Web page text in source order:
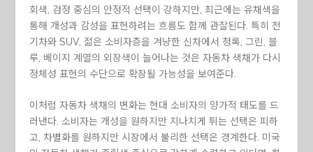
회색, 검정 중심의 안정적 선택이 강하지만, 최근에는 유채색을
통해 개성과 감성을 표현하려는 흐름도 함께 관찰된다. 특히 전
기차와 SUV, 젊은 소비자층을 겨냥한 신차에서 청록, 그린, 블
루, 베이지 계열의 외장색이 늘어나는 것은 자동차 색채가 다시
정체성 표현의 수단으로 확장될 가능성을 보여준다.
이처럼 자동차 색채의 변화는 현대 소비자의 양가적 태도를 드
러낸다. 소비자는 개성을 원하지만 지나치게 튀는 선택은 피하
고, 차별화를 원하지만 시장에서 불리한 선택은 경계한다. 미국